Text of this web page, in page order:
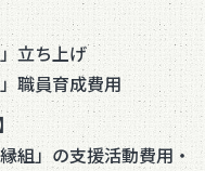
立ち上げ
職員育成費用
組」の支援活動費用・